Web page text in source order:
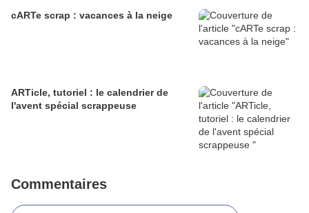
cARTe scrap : vacances à la neige
ARTicle, tutoriel : le calendrier de
l'avent spécial scrappeuse
Commentaires